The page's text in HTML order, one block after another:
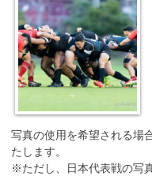
写真の使用を希望される場
たします。
※ただし、日本代表戦の写